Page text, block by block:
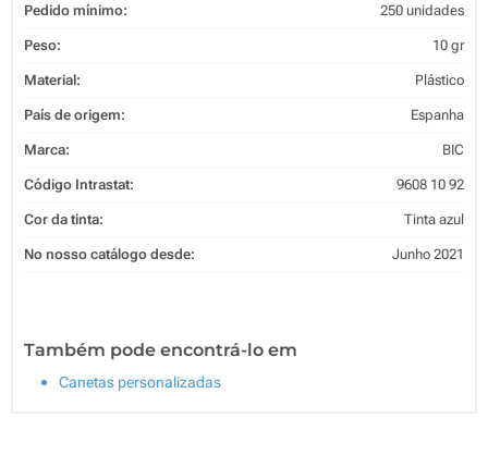
Pedido mínimo: 250 unidades
Peso: 10 gr
Material: Plástico
País de origem: Espanha
Marca: BIC
Código Intrastat: 9608 10 92
Cor da tinta: Tinta azul
No nosso catálogo desde: Junho 2021
Também pode encontrá-lo em
Canetas personalizadas